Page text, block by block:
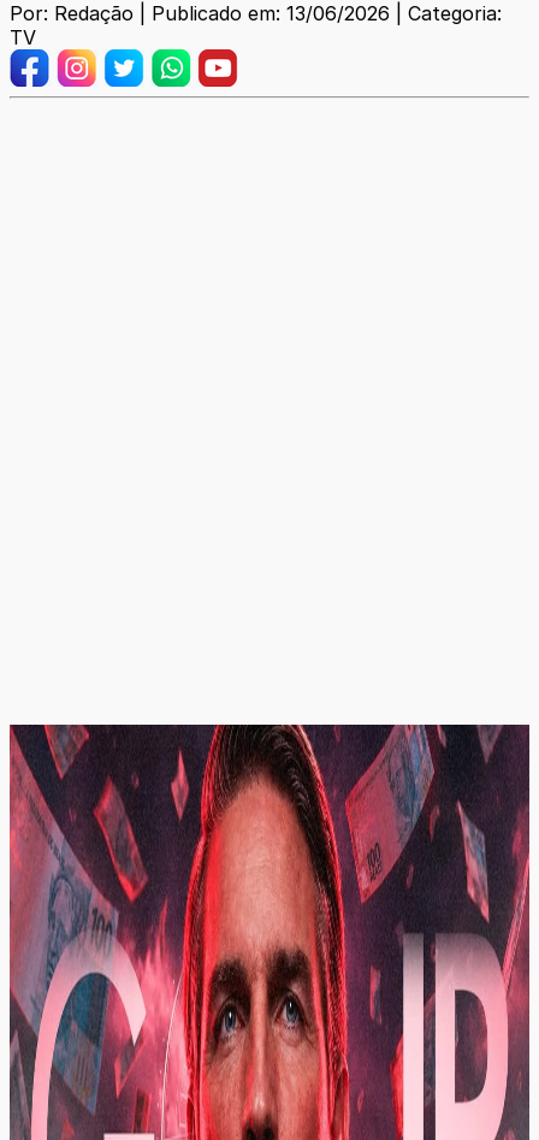
Por: Redação | Publicado em: 13/06/2026 | Categoria:
TV